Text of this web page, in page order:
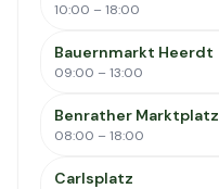
10:00 – 18:00
Bauernmarkt Heerdt
09:00 – 13:00
Benrather Marktplatz
08:00 – 18:00
Carlsplatz